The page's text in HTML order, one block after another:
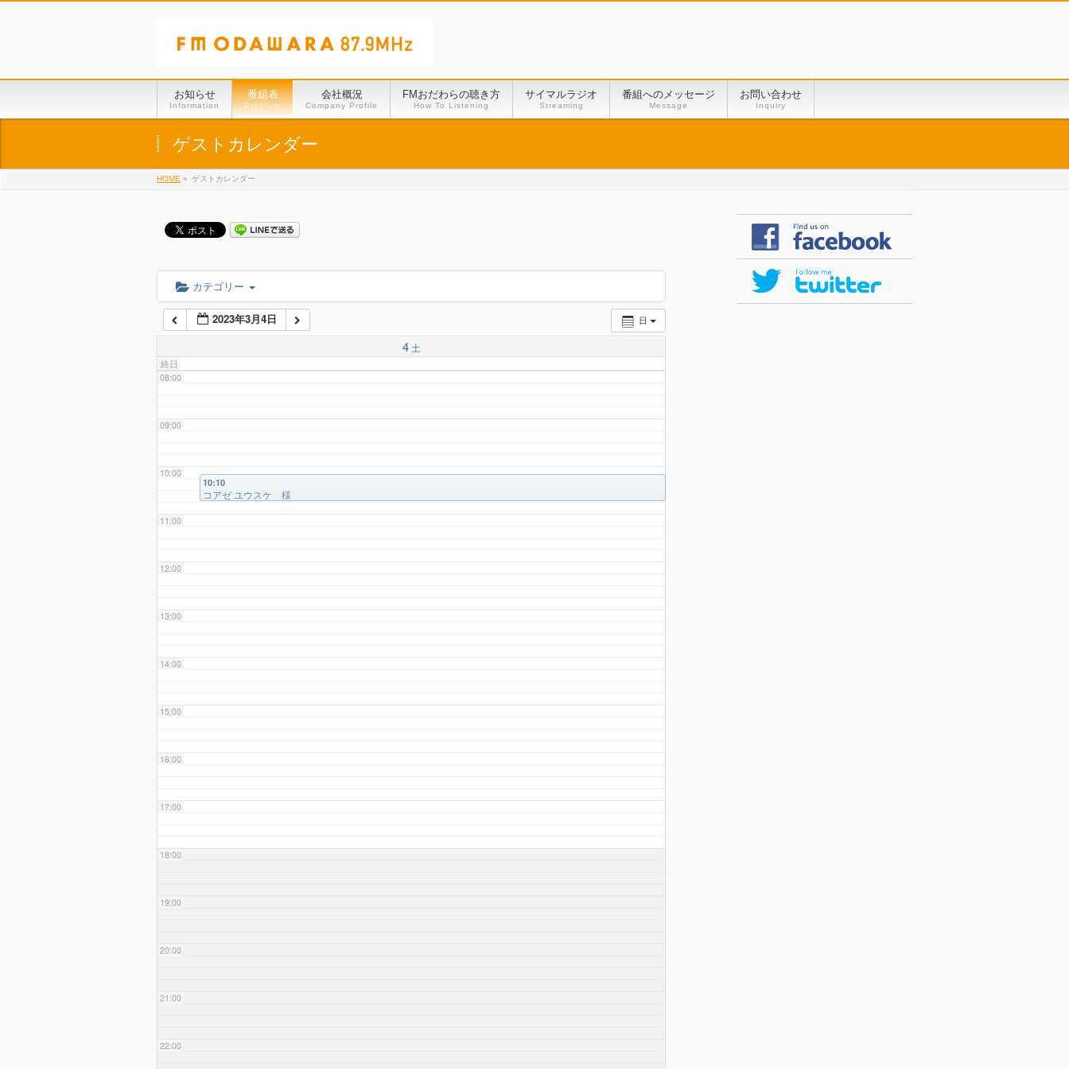
お知らせ
Information
番組表
Program
会社概況
Company Profile
FMおだわらの聴き方
How To Listening
サイマルラジオ
Streaming
番組へのメッセージ
Message
お問い合わせ
Inquiry
ゲストカレンダー
HOME » ゲストカレンダー
カテゴリー
日
2023年3月4日
4 土
終日
01:00
02:00
03:00
04:00
05:00
06:00
07:00
08:00
09:00
10:00
11:00
12:00
13:00
14:00
15:00
16:00
17:00
18:00
19:00
20:00
21:00
22:00
10:10
コアゼ ユウスケ 様